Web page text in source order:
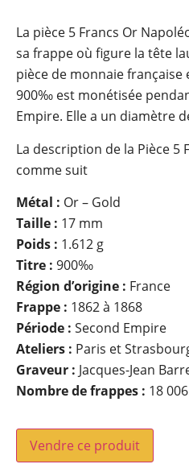
La pièce 5 Francs Or
sa frappe où figure la tête
pièce de monnaie française
900‰ est monétisée
Empire. Elle a un diamètre
La description de la Pièce 5
comme suit
Métal : Or – Gold
Taille : 17 mm
Poids : 1.612 g
Titre : 900‰
Région d’origine : France
Frappe : 1862 à 1868
Période : Second Empire
Ateliers : Paris et
Graveur : Jacques-Jean
Nombre de frappes : 18
Vendre ce produit